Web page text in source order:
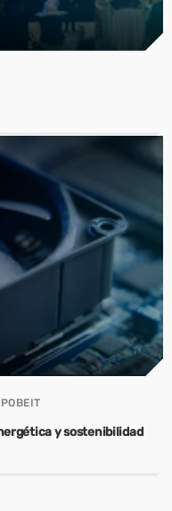
y sostenibilidad